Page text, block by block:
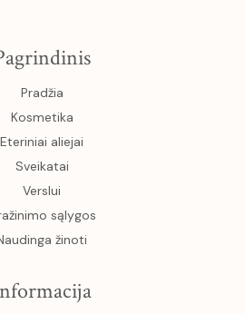
Pradžia
Kosmetika
Eteriniai aliejai
Sveikatai
Verslui
sąlygos
žinoti